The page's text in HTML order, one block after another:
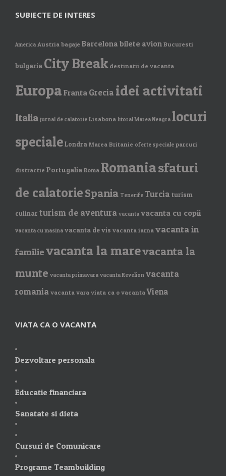
SUBIECTE DE INTERES
America Austria bagaje Barcelona bilete avion Bucuresti
bulgaria City Break destinatii de vacanta
Europa Franta Grecia idei activitati
Italia jurnal de calatorie Lisabona litoral Marea Neagra locuri
specialeLondra Marea Britanie oferte speciale parcuri
distractie Portugalia Roma Romaniasfaturi
de calatorieSpania Tenerife Turcia turism
culinar turism de aventura vacanta vacanta cu copii
vacanta cu masina vacanta de vis vacanta iarna vacanta in
familievacanta la marevacanta la
munte vacanta primavara vacanta Revelion vacanta
romania vacanta vara viata ca o vacanta Viena
VIATA CA O VACANTA
Dezvoltare personala
Educatie financiara
Sanatate si dieta
Cursuri de Comunicare
Programe Teambuilding